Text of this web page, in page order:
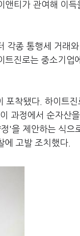
티가 관여해 이득
각종 통행세 거래와
트진로는 중소기업
포착됐다. 하이트진
과정에서 순자산
'을 제안하는 식으
에 고발 조치했다.